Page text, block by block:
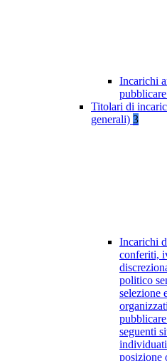
Incarichi
Titolari di
generali) 3
Incarichi
conferiti,
politico
selezione
seguenti
posizione